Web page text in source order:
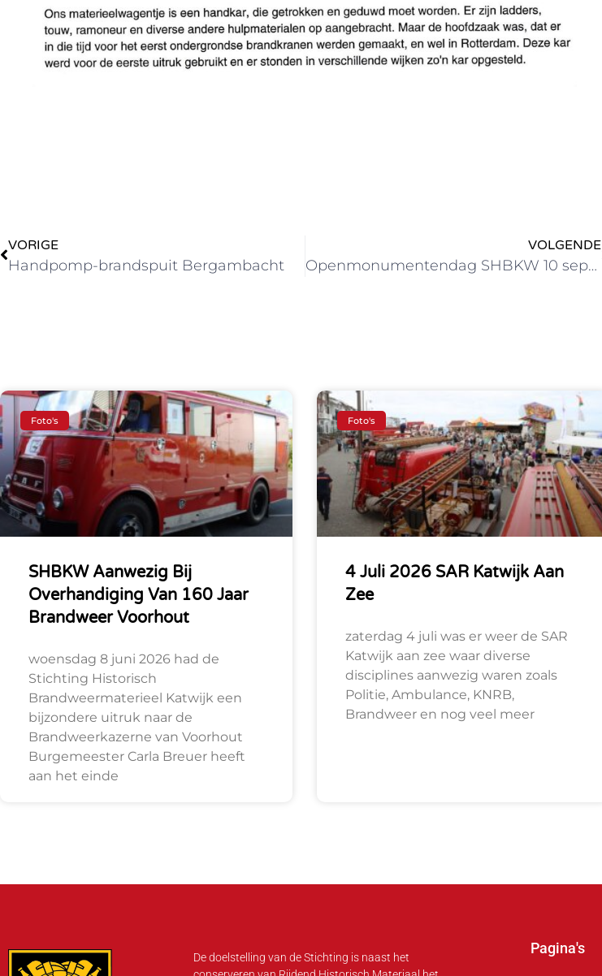
VORIGE
Handpomp-brandspuit Bergambacht
VOLGENDE
Openmonumentendag SHBKW 10 september 2022
Foto's
SHBKW Aanwezig Bij
Overhandiging Van 160 Jaar
Brandweer Voorhout
woensdag 8 juni 2026 had de
Stichting Historisch
Brandweermaterieel Katwijk een
bijzondere uitruk naar de
Brandweerkazerne van Voorhout
Burgemeester Carla Breuer heeft
aan het einde
Foto's
4 Juli 2026 SAR Katwijk Aan
Zee
zaterdag 4 juli was er weer de SAR
Katwijk aan zee waar diverse
disciplines aanwezig waren zoals
Politie, Ambulance, KNRB,
Brandweer en nog veel meer
De doelstelling van de Stichting is naast het
Pagina's